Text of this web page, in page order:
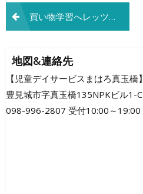
投
稿
ナ
ビ
ゲ
買い物学習へレッツゴー！
地図&連絡先
【児童デイサービスまはろ真玉橋】
豊見城市字真玉橋135NPKビル1-C
098-996-2807 受付10:00～19:00